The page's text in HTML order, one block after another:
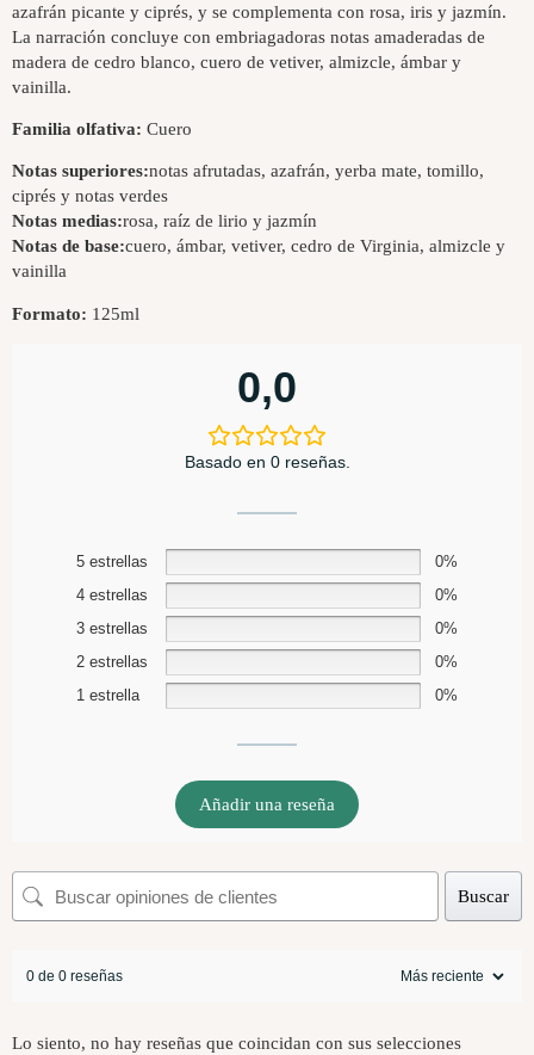
azafrán picante y ciprés, y se complementa con rosa, iris y jazmín.
La narración concluye con embriagadoras notas amaderadas de
madera de cedro blanco, cuero de vetiver, almizcle, ámbar y
vainilla.
Familia olfativa: Cuero
Notas superiores:notas afrutadas, azafrán, yerba mate, tomillo,
ciprés y notas verdes
Notas medias:rosa, raíz de lirio y jazmín
Notas de base:cuero, ámbar, vetiver, cedro de Virginia, almizcle y
vainilla
Formato: 125ml
0,0
Basado en 0 reseñas.
5 estrellas
0%
4 estrellas
0%
3 estrellas
0%
2 estrellas
0%
1 estrella
0%
Añadir una reseña
Buscar
0 de 0 reseñas
Lo siento, no hay reseñas que coincidan con sus selecciones